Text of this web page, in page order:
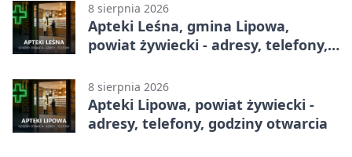
8 sierpnia 2026
Apteki Leśna, gmina Lipowa,
powiat żywiecki - adresy, telefony,
8 sierpnia 2026
Apteki Lipowa, powiat żywiecki -
adresy, telefony, godziny otwarcia